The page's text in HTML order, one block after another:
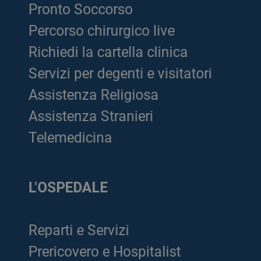
Pronto Soccorso
Percorso chirurgico live
Richiedi la cartella clinica
Servizi per degenti e visitatori
Assistenza Religiosa
Assistenza Stranieri
Telemedicina
L'OSPEDALE
Reparti e Servizi
Prericovero e Hospitalist